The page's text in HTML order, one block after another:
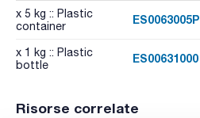
x 5 kg :: Plastic
container
ES0063005P
x 1 kg :: Plastic
bottle
ES00631000
Risorse correlate